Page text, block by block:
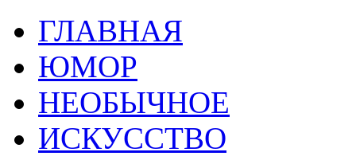
ГЛАВНАЯ
ЮМОР
НЕОБЫЧНОЕ
ИСКУССТВО